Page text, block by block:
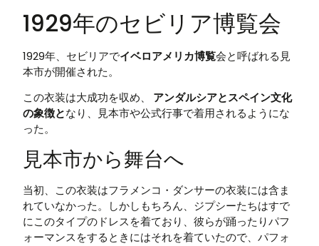
1929年のセビリア博覧会
1929年、セビリアでイベロアメリカ博覧会と呼ばれる見
本市が開催された。
この衣装は大成功を収め、
アンダルシアとスペイン文化
の象徴となり、見本市や公式行事で着用されるようにな
った。
見本市から舞台へ
当初、この衣装はフラメンコ・ダンサーの衣装には含ま
れていなかった。しかしもちろん、ジプシーたちはすで
にこのタイプのドレスを着ており、彼らが踊ったりパフ
ォーマンスをするときにはそれを着ていたので、パフォ